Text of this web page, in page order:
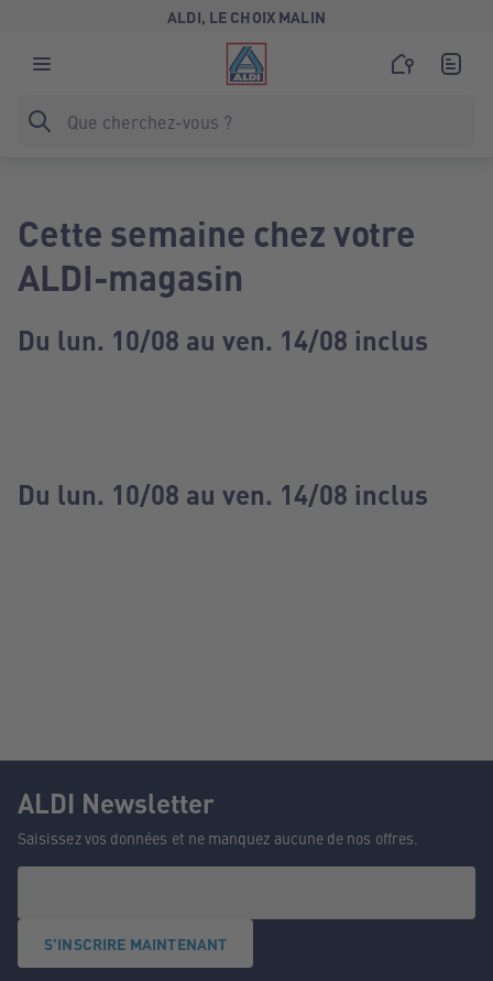
ALDI, LE CHOIX MALIN
Cette semaine chez votre
ALDI-magasin
Du lun. 10/08 au ven. 14/08 inclus
Du lun. 10/08 au ven. 14/08 inclus
ALDI Newsletter
Saisissez vos données et ne manquez aucune de nos offres.
S'INSCRIRE MAINTENANT